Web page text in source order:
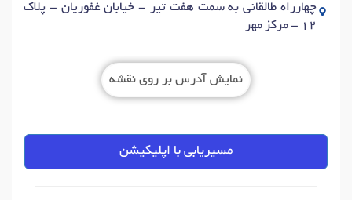
چهارراه طالقانی به سمت هفت تیر - خیابان غفوریان - پلاک
12 - مرکز مهر
نمایش آدرس بر روی نقشه
مسیریابی با اپلیکیشن